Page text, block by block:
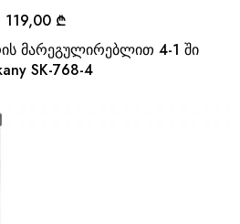
მარეგულირებლით 4-1 ში
SK-768-4
119,00 ₾